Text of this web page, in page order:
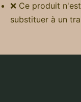
❌ Ce produit
substituer à un